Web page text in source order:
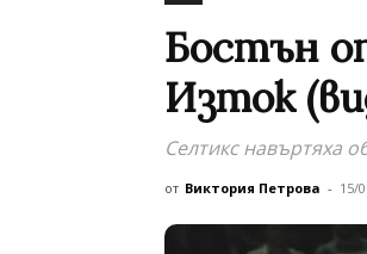
Бостън
Изток
Селтикс навъртяха
от Виктория Петрова - 15/